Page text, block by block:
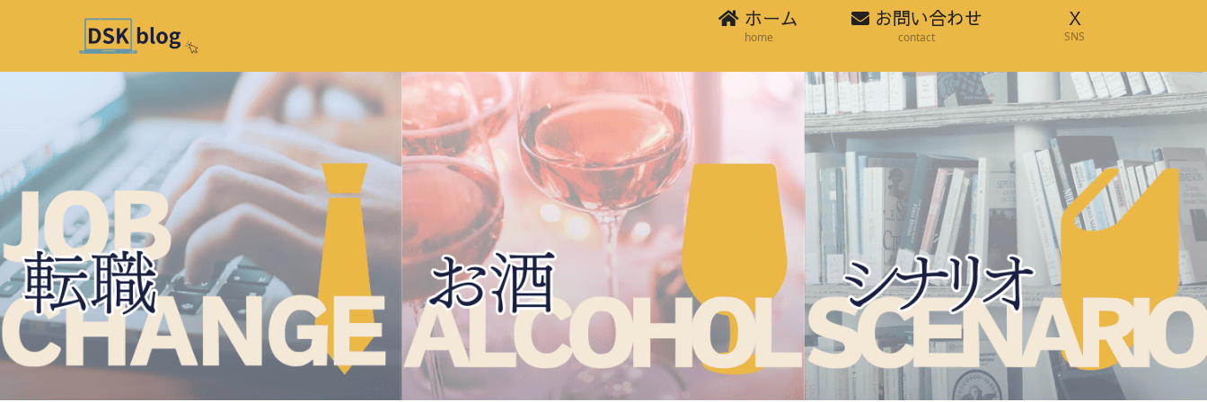
ホーム
home
お問い合わせ
contact
X
SNS